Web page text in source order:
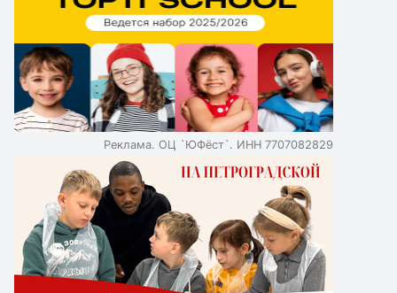
оплачивают их стажировки и курсы повышения
квалификации. При выборе частной школы важно
проверить аккредитацию, результаты мониторингов и
педагогическую команду.
Реклама. ОЦ `ЮФёст`. ИНН 7707082829